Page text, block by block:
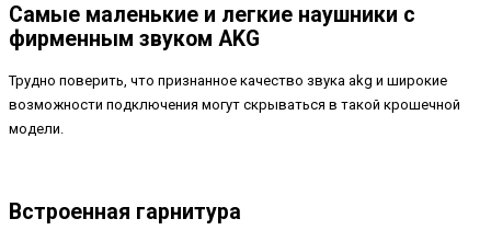
Самые маленькие и легкие наушники с
фирменным звуком AKG
Трудно поверить, что признанное качество звука akg и широкие
возможности подключения могут скрываться в такой крошечной
модели.
Встроенная гарнитура